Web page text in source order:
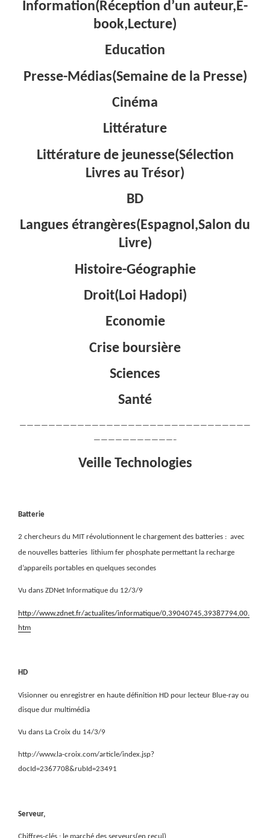
Information(Réception d’un auteur,E-
book,Lecture)
Education
Presse-Médias(Semaine de la Presse)
Cinéma
Littérature
Littérature de jeunesse(Sélection
Livres au Trésor)
BD
Langues étrangères(Espagnol,Salon du
Livre)
Histoire-Géographie
Droit(Loi Hadopi)
Economie
Crise boursière
Sciences
Santé
————————————————————————————————
———————————–
Veille Technologies
Batterie
2 chercheurs du MIT révolutionnent le chargement des batteries : avec
de nouvelles batteries
lithium fer phosphate permettant la recharge
d’appareils portables en quelques secondes
Vu dans ZDNet Informatique du 12/3/9
http://www.zdnet.fr/actualites/informatique/0,39040745,39387794,00.
htm
HD
Visionner ou enregistrer en haute définition HD pour lecteur Blue-ray ou
disque dur multimédia
Vu dans La Croix du 14/3/9
http://www.la-croix.com/article/index.jsp?
docId=2367708&rubId=23491
Serveur,